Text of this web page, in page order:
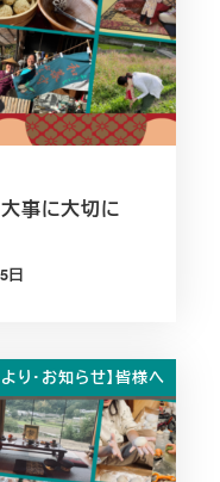
大事に大切に
日
り・お知らせ】皆様へ